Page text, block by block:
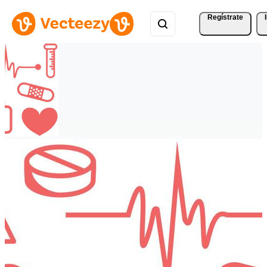
Regístrate